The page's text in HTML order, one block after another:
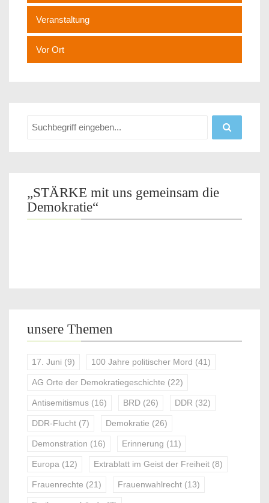
Veranstaltung
Vor Ort
„STÄRKE mit uns gemeinsam die
Demokratie“
unsere Themen
17. Juni (9) 100 Jahre politischer Mord (41)
AG Orte der Demokratiegeschichte (22)
Antisemitismus (16) BRD (26) DDR (32)
DDR-Flucht (7) Demokratie (26)
Demonstration (16) Erinnerung (11)
Europa (12) Extrablatt im Geist der Freiheit (8)
Frauenrechte (21) Frauenwahlrecht (13)